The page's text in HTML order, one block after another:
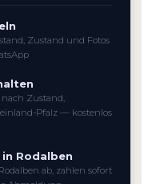
Zustand und Fotos
Zustand,
Pfalz — kostenlos
Rodalben
ab, zahlen sofort